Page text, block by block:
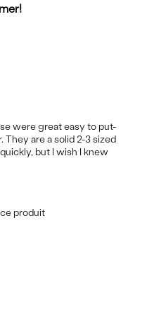
were great easy to put-
are a solid 2-3 sized
but I wish I knew
produit